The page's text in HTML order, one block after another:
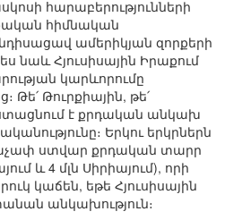
հարաբերությունների
հիմնական
ամերիկյան զորքերի
նաև Հյուսիսային Իրաքում
կարևորումը
Թե՛ Թուրքիային, թե՛
է քրդական անկախ
Երկու երկրներն
ստվար քրդական տարր
և 4 մլն Սիրիայում), որի
կաճեն, եթե Հյուսիսային
անկախություն։